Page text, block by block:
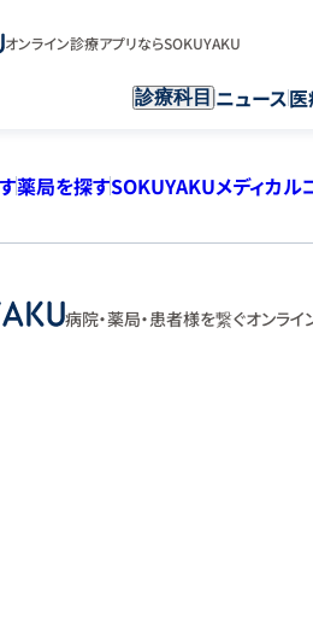
オンライン診療アプリならSOKUYAKU
診療科目 ニュース
薬局を探すSOKUYAKUメディカル
病院・薬局・患者様を繋ぐオンライ